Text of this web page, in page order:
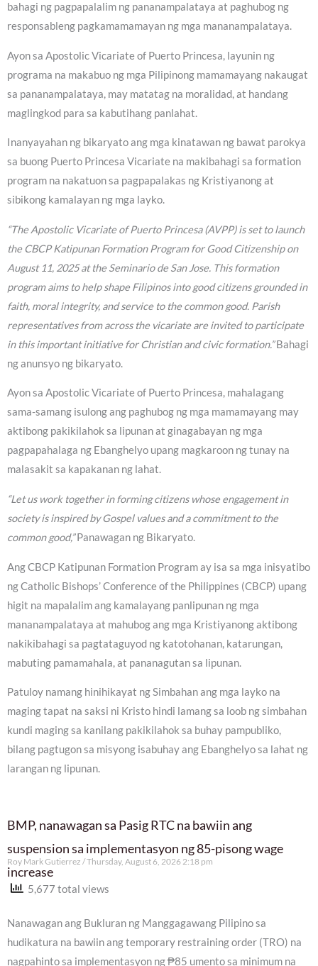
bahagi ng pagpapalalim ng pananampalataya at paghubog ng
responsableng pagkamamamayan ng mga mananampalataya.
Ayon sa Apostolic Vicariate of Puerto Princesa, layunin ng
programa na makabuo ng mga Pilipinong mamamayang nakaugat
sa pananampalataya, may matatag na moralidad, at handang
maglingkod para sa kabutihang panlahat.
Inanyayahan ng bikaryato ang mga kinatawan ng bawat parokya
sa buong Puerto Princesa Vicariate na makibahagi sa formation
program na nakatuon sa pagpapalakas ng Kristiyanong at
sibikong kamalayan ng mga layko.
“The Apostolic Vicariate of Puerto Princesa (AVPP) is set to launch
the CBCP Katipunan Formation Program for Good Citizenship on
August 11, 2025 at the Seminario de San Jose. This formation
program aims to help shape Filipinos into good citizens grounded in
faith, moral integrity, and service to the common good. Parish
representatives from across the vicariate are invited to participate
in this important initiative for Christian and civic formation.”Bahagi
ng anunsyo ng bikaryato.
Ayon sa Apostolic Vicariate of Puerto Princesa, mahalagang
sama-samang isulong ang paghubog ng mga mamamayang may
aktibong pakikilahok sa lipunan at ginagabayan ng mga
pagpapahalaga ng Ebanghelyo upang magkaroon ng tunay na
malasakit sa kapakanan ng lahat.
“Let us work together in forming citizens whose engagement in
society is inspired by Gospel values and a commitment to the
common good,”Panawagan ng Bikaryato.
Ang CBCP Katipunan Formation Program ay isa sa mga inisyatibo
ng Catholic Bishops’ Conference of the Philippines (CBCP) upang
higit na mapalalim ang kamalayang panlipunan ng mga
mananampalataya at mahubog ang mga Kristiyanong aktibong
nakikibahagi sa pagtataguyod ng katotohanan, katarungan,
mabuting pamamahala, at pananagutan sa lipunan.
Patuloy namang hinihikayat ng Simbahan ang mga layko na
maging tapat na saksi ni Kristo hindi lamang sa loob ng simbahan
kundi maging sa kanilang pakikilahok sa buhay pampubliko,
bilang pagtugon sa misyong isabuhay ang Ebanghelyo sa lahat ng
larangan ng lipunan.
BMP, nanawagan sa Pasig RTC na bawiin ang
suspension sa implementasyon ng 85-pisong wage
increase
Roy Mark Gutierrez Thursday, August 6, 2026 2:18 pm
5,677 total views
Nanawagan ang Bukluran ng Manggagawang Pilipino sa
hudikatura na bawiin ang temporary restraining order (TRO) na
nagpahinto sa implementasyon ng ₱85 umento sa minimum na